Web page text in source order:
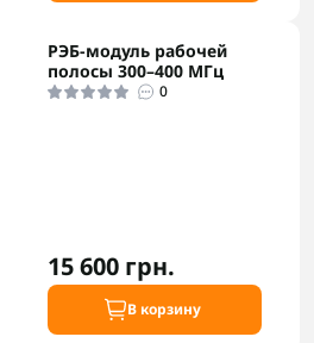
РЭБ-модуль рабочей
полосы 300–400 МГц
0
15 600 грн.
В корзину